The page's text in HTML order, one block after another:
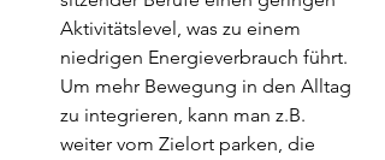
Aktivitätslevel, was zu einem
niedrigen Energieverbrauch führt.
Um mehr Bewegung in den Alltag
zu integrieren, kann man z.B.
weiter vom Zielort parken, die